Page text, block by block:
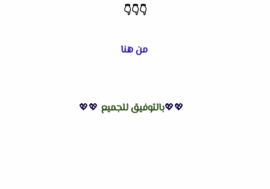
👇
👇
👇
من هنا
💖💖بالتوفيق للجميع 💖💖